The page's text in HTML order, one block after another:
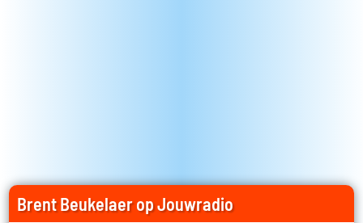
Brent Beukelaer op Jouwradio